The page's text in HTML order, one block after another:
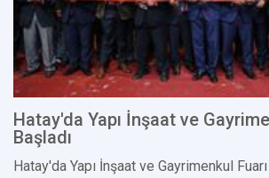
Hatay'da Yapı İnşaat ve
Başladı
Hatay'da Yapı İnşaat ve Gayrimenkul